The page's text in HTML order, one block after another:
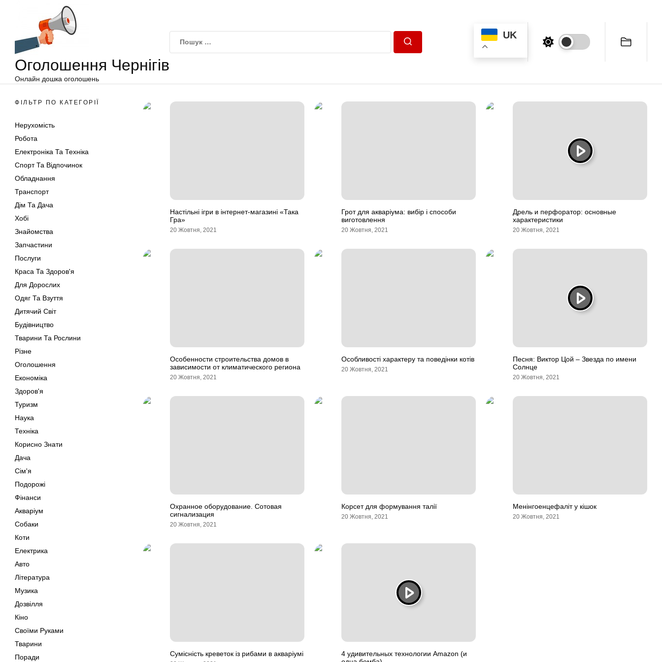
Оголошення Чернігів
Онлайн дошка оголошень
UK
ФІЛЬТР ПО КАТЕГОРІЇ
Нерухомість
Робота
Електроніка Та Техніка
Спорт Та Відпочинок
Обладнання
Транспорт
Дім Та Дача
Хобі
Знайомства
Запчастини
Послуги
Краса Та Здоров'я
Для Дорослих
Одяг Та Взуття
Дитячий Світ
Будівництво
Тварини Та Рослини
Різне
Оголошення
Економіка
Здоров'я
Туризм
Наука
Техніка
Корисно Знати
Дача
Сім'я
Подорожі
Фінанси
Акваріум
Собаки
Коти
Електрика
Авто
Література
Музика
Дозвілля
Кіно
Своїми Руками
Тварини
Поради
Настільні ігри в інтернет-магазині «Така
Гра»
20 Жовтня, 2021
Грот для акваріума: вибір і способи
виготовлення
20 Жовтня, 2021
Дрель и перфоратор: основные
характеристики
20 Жовтня, 2021
Особенности строительства домов в
зависимости от климатического региона
20 Жовтня, 2021
Особливості характеру та поведінки котів
20 Жовтня, 2021
Песня: Виктор Цой – Звезда по имени
Солнце
20 Жовтня, 2021
Охранное оборудование. Сотовая
сигнализация
20 Жовтня, 2021
Корсет для формування талії
20 Жовтня, 2021
Менінгоенцефаліт у кішок
20 Жовтня, 2021
Сумісність креветок із рибами в акваріумі
4 удивительных технологии Amazon (и